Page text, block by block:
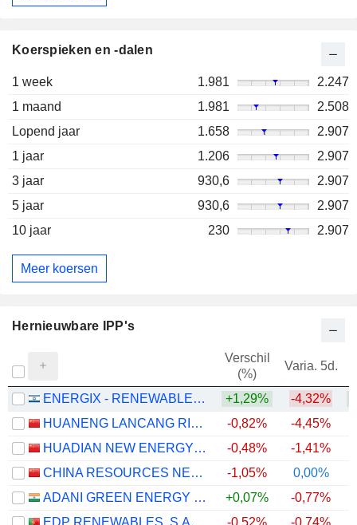
Koerspieken en -dalen
1 week 1.981
2.247
1 maand
1.981
2.508
Lopend jaar
1.658
2.907
1 jaar
1.206
2.907
3 jaar
930,6
2.907
5 jaar
930,6
2.907
10 jaar
230 2.907
Meer koersen
Hernieuwbare IPP's
Verschil
(%)
Varia. 5d.
ENERGIX - RENEWABLE ENERGIES LTD. +1,29% -4,32%
HUANENG LANCANG RIVER HYDROPOWER INC.
-0,82% -4,45%
HUADIAN NEW ENERGY GROUP CORPORATION LIMITED
-0,48% -1,41%
CHINA RESOURCES NEW ENERGY HOLDINGS COMPANY LIMITED
-1,05%
0,00%
ADANI GREEN ENERGY LIMITED
+0,07% -0,77%